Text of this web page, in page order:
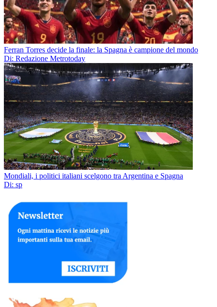
Ferran Torres decide la finale: la Spagna è campione del mondo
Di: Redazione Metrotoday
Mondiali, i politici italiani scelgono tra Argentina e Spagna
Di: sp